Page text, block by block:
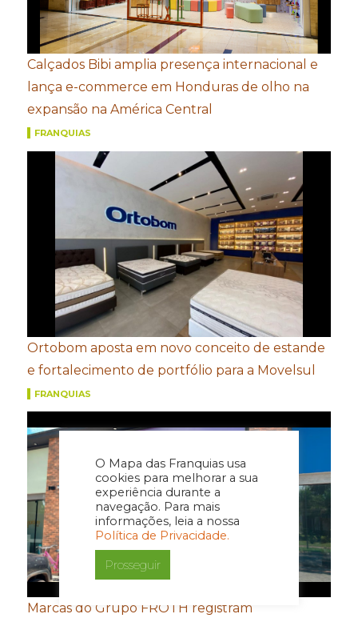
O Mapa das Franquias usa
cookies para melhorar a sua
experiência durante a
navegação. Para mais
informações, leia a nossa
Política de Privacidade.
Prosseguir
Calçados Bibi amplia presença internacional e
lança e-commerce em Honduras de olho na
expansão na América Central
FRANQUIAS
Ortobom aposta em novo conceito de estande
e fortalecimento de portfólio para a Movelsul
FRANQUIAS
Marcas do Grupo FROTH registram